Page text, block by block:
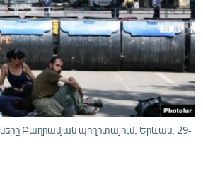
Բաղրամյան պողոտայում, Երևան, 29-